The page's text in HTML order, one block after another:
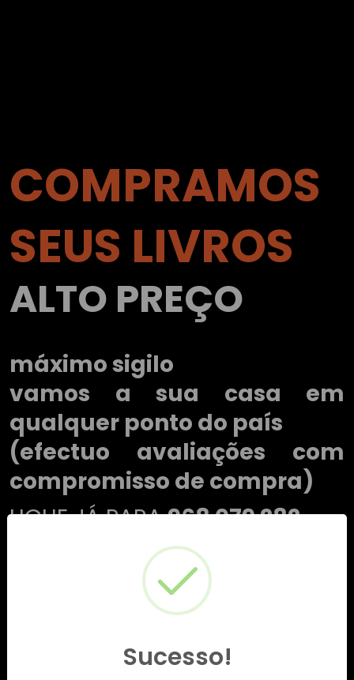
COMPRAMOS
SEUS LIVROS
ALTO PREÇO
máximo sigilo
vamos a sua casa em
qualquer ponto do país
(efectuo avaliações com
compromisso de compra)
LIGUE JÁ PARA968 079 282
Sucesso!